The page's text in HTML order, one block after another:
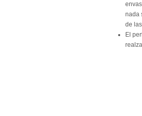
nada
de
El